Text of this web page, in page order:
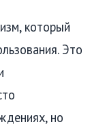
который
Это
но